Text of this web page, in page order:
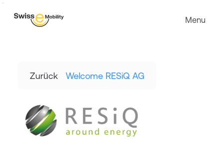
Zurück Welcome RESiQ AG
Menu